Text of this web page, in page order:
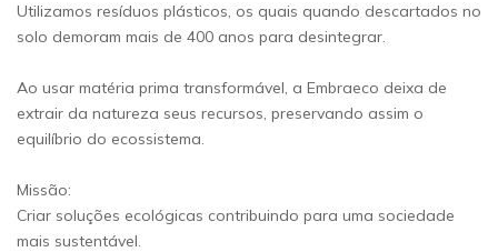
Utilizamos resíduos plásticos, os quais quando descartados no
solo demoram mais de 400 anos para desintegrar.
Ao usar matéria prima transformável, a Embraeco deixa de
extrair da natureza seus recursos, preservando assim o
equilíbrio do ecossistema.
Missão:
Criar soluções ecológicas contribuindo para uma sociedade
mais sustentável.